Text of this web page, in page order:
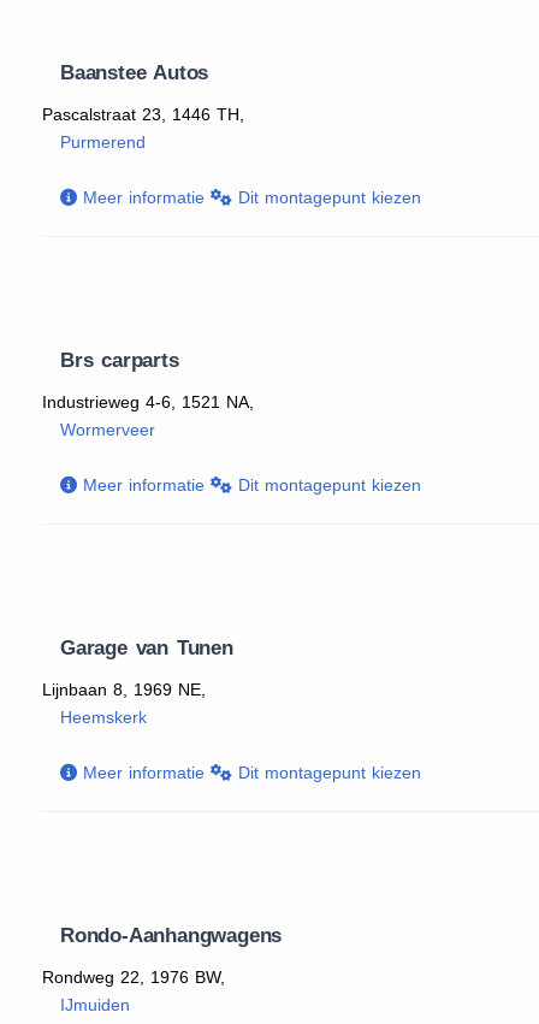
Baanstee Autos
Pascalstraat 23, 1446 TH,
Purmerend
Meer informatie Dit montagepunt kiezen
Brs carparts
Industrieweg 4-6, 1521 NA,
Wormerveer
Meer informatie Dit montagepunt kiezen
Garage van Tunen
Lijnbaan 8, 1969 NE,
Heemskerk
Meer informatie Dit montagepunt kiezen
Rondo-Aanhangwagens
Rondweg 22, 1976 BW,
IJmuiden